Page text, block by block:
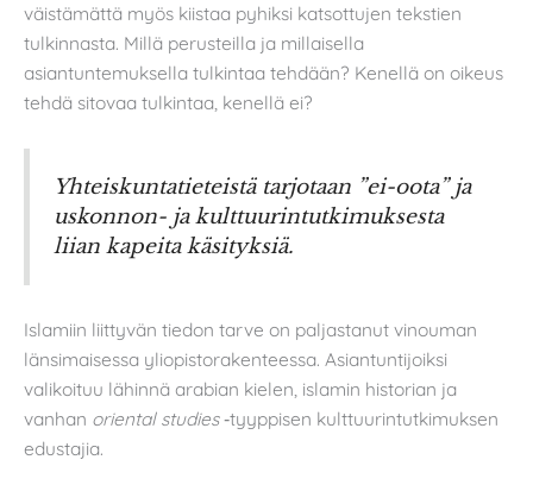
väistämättä myös kiistaa pyhiksi katsottujen tekstien
tulkinnasta. Millä perusteilla ja millaisella
asiantuntemuksella tulkintaa tehdään? Kenellä on oikeus
tehdä sitovaa tulkintaa, kenellä ei?
Yhteiskuntatieteistä tarjotaan ”ei-oota” ja
uskonnon- ja kulttuurintutkimuksesta
liian kapeita käsityksiä.
Islamiin liittyvän tiedon tarve on paljastanut vinouman
länsimaisessa yliopistorakenteessa. Asiantuntijoiksi
valikoituu lähinnä arabian kielen, islamin historian ja
vanhan oriental studies‑tyyppisen kulttuurintutkimuksen
edustajia.